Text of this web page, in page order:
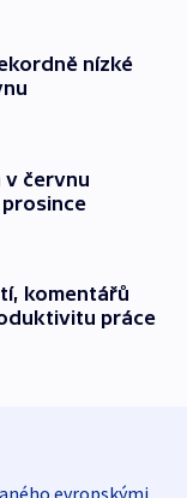
nízké
v červnu
komentářů
práce